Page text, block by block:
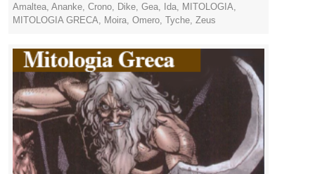
Amaltea, Ananke, Crono, Dike, Gea, Ida, MITOLOGIA,
MITOLOGIA GRECA, Moira, Omero, Tyche, Zeus